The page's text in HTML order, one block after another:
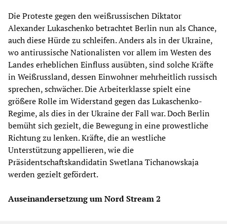
Die Proteste gegen den weißrussischen Diktator
Alexander Lukaschenko betrachtet Berlin nun als Chance,
auch diese Hürde zu schleifen. Anders als in der Ukraine,
wo antirussische Nationalisten vor allem im Westen des
Landes erheblichen Einfluss ausübten, sind solche Kräfte
in Weißrussland, dessen Einwohner mehrheitlich russisch
sprechen, schwächer. Die Arbeiterklasse spielt eine
größere Rolle im Widerstand gegen das Lukaschenko-
Regime, als dies in der Ukraine der Fall war. Doch Berlin
bemüht sich gezielt, die Bewegung in eine prowestliche
Richtung zu lenken. Kräfte, die an westliche
Unterstützung appellieren, wie die
Präsidentschaftskandidatin Swetlana Tichanowskaja
werden gezielt gefördert.
Auseinandersetzung um Nord Stream 2